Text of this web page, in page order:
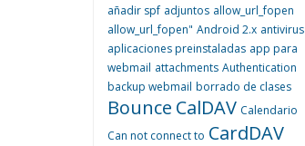
añadir spf adjuntos allow_url_fopen
allow_url_fopen" Android 2.x antivirus
aplicaciones preinstaladas app para
webmail attachments Authentication
backup webmail borrado de clases
Bounce CalDAV Calendario
Can not connect to CardDAV